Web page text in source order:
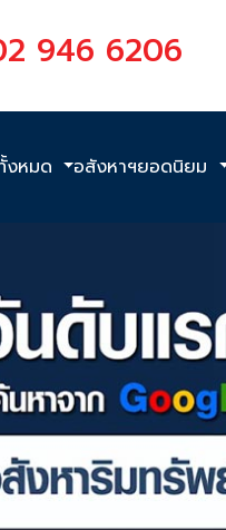
946 6206
งหมด อสังหาฯยอดนิยม